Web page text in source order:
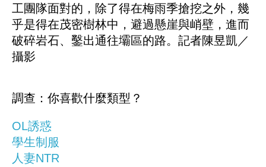
工團隊面對的，除了得在梅雨季搶挖之外，幾
乎是得在茂密樹林中，避過懸崖與峭壁，進而
破碎岩石、鑿出通往壩區的路。記者陳昱凱／
攝影
調查：你喜歡什麼類型？
OL誘惑
學生制服
人妻NTR